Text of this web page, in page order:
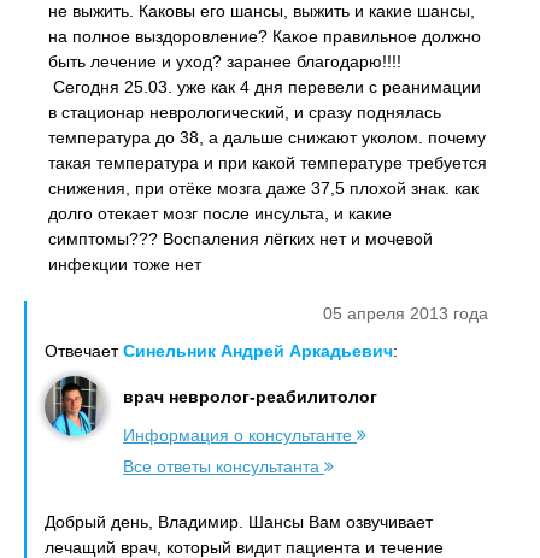
не выжить. Каковы его шансы, выжить и какие шансы,
на полное выздоровление? Какое правильное должно
быть лечение и уход? заранее благодарю!!!!
Сегодня 25.03. уже как 4 дня перевели с реанимации
в стационар неврологический, и сразу поднялась
температура до 38, а дальше снижают уколом. почему
такая температура и при какой температуре требуется
снижения, при отёке мозга даже 37,5 плохой знак. как
долго отекает мозг после инсульта, и какие
симптомы??? Воспаления лёгких нет и мочевой
инфекции тоже нет
05 апреля 2013 года
ОтвечаетСинельник Андрей Аркадьевич:
врач невролог-реабилитолог
Информация о консультанте
Все ответы консультанта
Добрый день, Владимир. Шансы Вам озвучивает
лечащий врач, который видит пациента и течение